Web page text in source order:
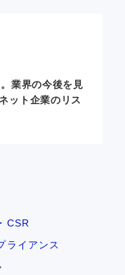
業界の今後を見
ット企業のリス
CSR
ライアンス